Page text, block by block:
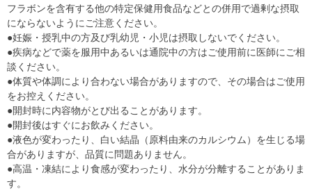
フラボンを含有する他の特定保健用食品などとの併用で過剰な摂取
にならないようにご注意ください。
●妊娠・授乳中の方及び乳幼児・小児は摂取しないでください。
●疾病などで薬を服用中あるいは通院中の方はご使用前に医師にご相
談ください。
●体質や体調により合わない場合がありますので、その場合はご使用
をお控えください。
●開封時に内容物がとび出ることがあります。
●開封後はすぐにお飲みください。
●液色が変わったり、白い結晶（原料由来のカルシウム）を生じる場
合がありますが、品質に問題ありません。
●高温・凍結により食感が変わったり、水分が分離することがありま
す。